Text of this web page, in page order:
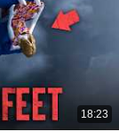
18:23